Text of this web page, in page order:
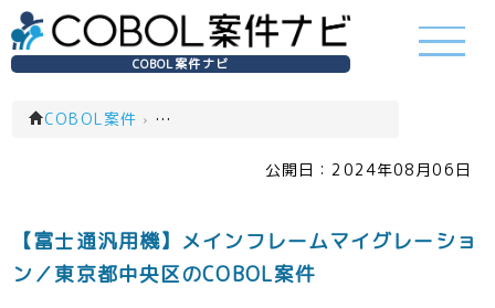
COBOL案件ナビ
COBOL案件 › システムエンジニア(SE)(一覧)
公開日： 2024年08月06日
【富士通汎用機】メインフレームマイグレーショ
ン／東京都中央区のCOBOL案件